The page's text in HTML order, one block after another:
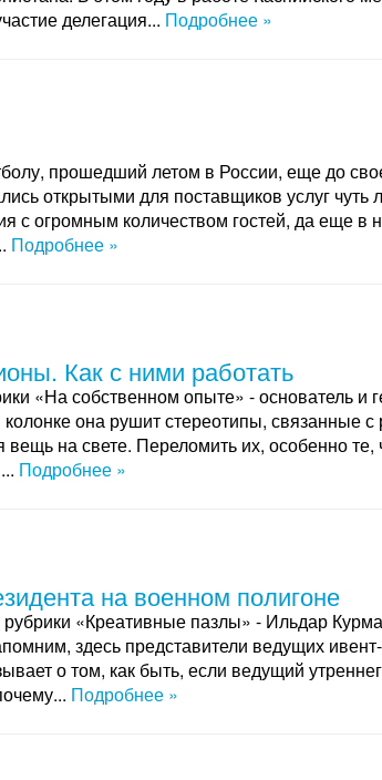
делегация... Подробнее »
прошедший летом в России, еще до
открытыми для поставщиков услуг
с огромным количеством гостей, да еще в
Подробнее »
Как с ними работать
«На собственном опыте» - основатель и
она рушит стереотипы, связанные с
на свете. Переломить их, особенно те,
Подробнее »
на военном полигоне
«Креативные пазлы» - Ильдар
здесь представители ведущих
о том, как быть, если ведущий
Подробнее »